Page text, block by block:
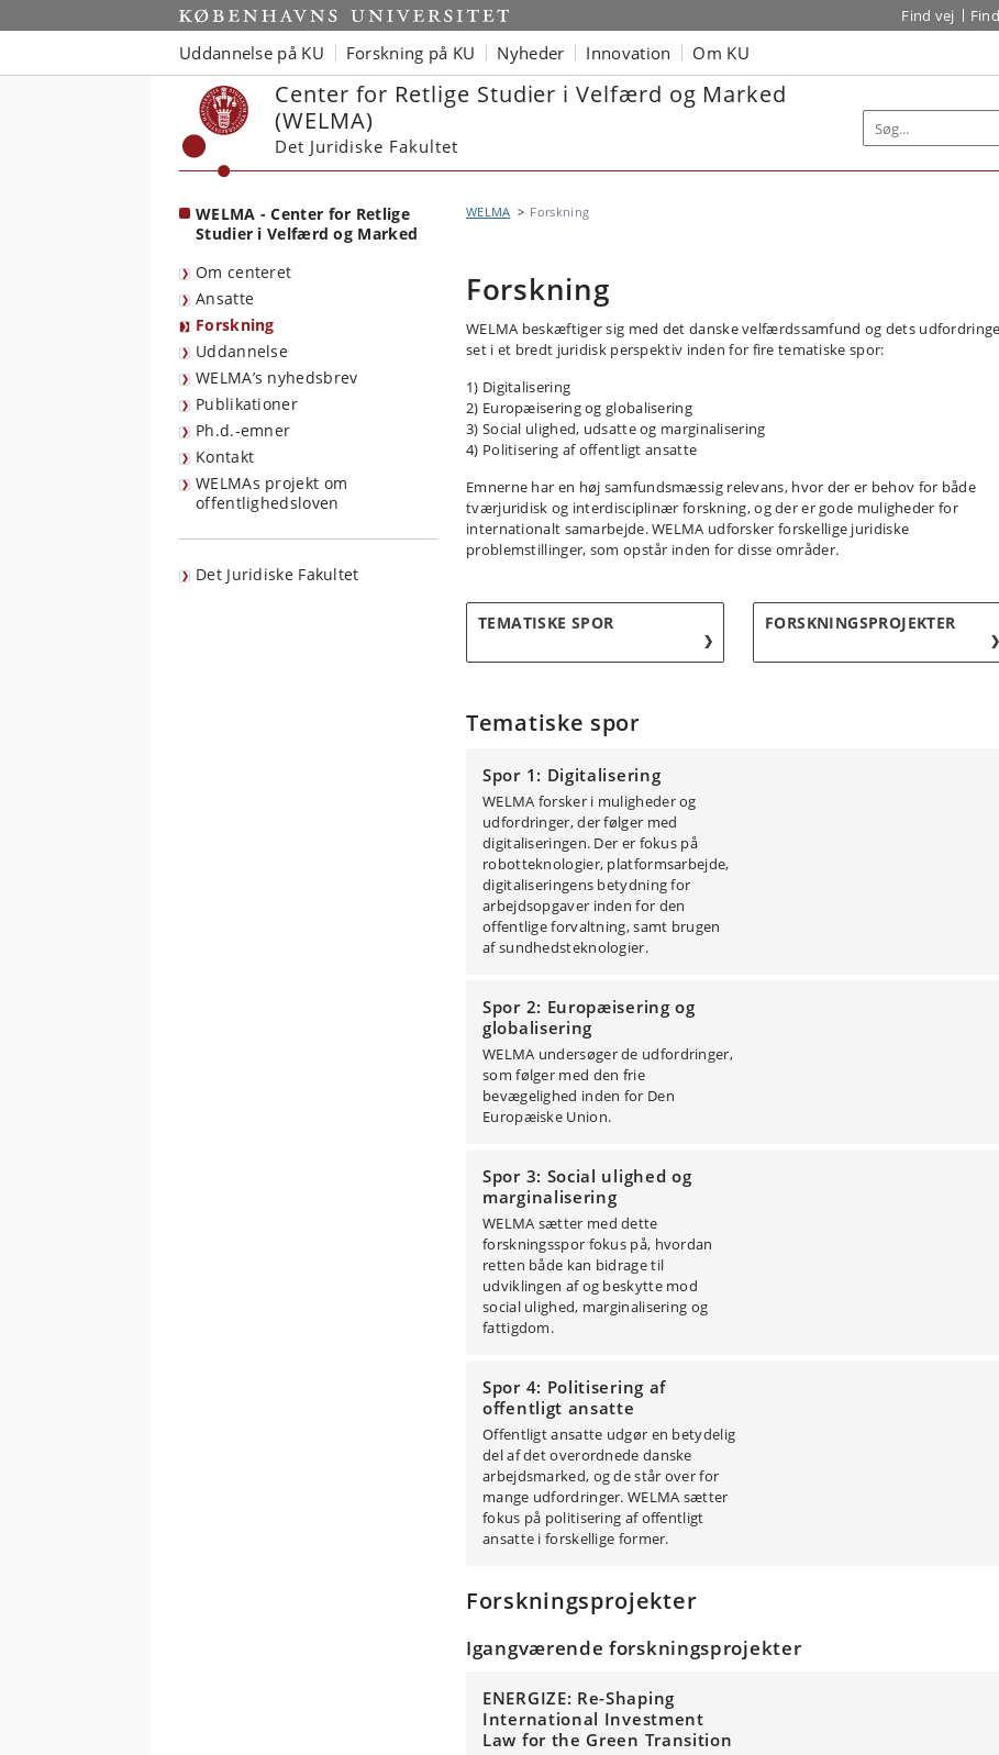
Start Find vej
Uddannelse på KU Forskning på KU Nyheder Innovation Om KU
Center for Retlige Studier i Velfærd og Marked
(WELMA)
Det Juridiske Fakultet
WELMA - Center for Retlige
Studier i Velfærd og Marked
Om centeret
Ansatte
Forskning
Uddannelse
WELMA’s nyhedsbrev
Publikationer
Ph.d.-emner
Kontakt
WELMAs projekt om
offentlighedsloven
Det Juridiske Fakultet
WELMA Forskning
Forskning
WELMA beskæftiger sig med det danske velfærdssamfund og dets
set i et bredt juridisk perspektiv inden for fire tematiske spor:
1) Digitalisering
2) Europæisering og globalisering
3) Social ulighed, udsatte og marginalisering
4) Politisering af offentligt ansatte
Emnerne har en høj samfundsmæssig relevans, hvor der er behov for både
tværjuridisk og interdisciplinær forskning, og der er gode muligheder for
internationalt samarbejde. WELMA udforsker forskellige juridiske
problemstillinger, som opstår inden for disse områder.
TEMATISKE SPOR FORSKNINGSPROJEKTER
Tematiske spor
Spor 1: Digitalisering
WELMA forsker i muligheder og
udfordringer, der følger med
digitaliseringen. Der er fokus på
robotteknologier, platformsarbejde,
digitaliseringens betydning for
arbejdsopgaver inden for den
offentlige forvaltning, samt brugen
af sundhedsteknologier.
Spor 2: Europæisering og
globalisering
WELMA undersøger de udfordringer,
som følger med den frie
bevægelighed inden for Den
Europæiske Union.
Spor 3: Social ulighed og
marginalisering
WELMA sætter med dette
forskningsspor fokus på, hvordan
retten både kan bidrage til
udviklingen af og beskytte mod
social ulighed, marginalisering og
fattigdom.
Spor 4: Politisering af
offentligt ansatte
Offentligt ansatte udgør en betydelig
del af det overordnede danske
arbejdsmarked, og de står over for
mange udfordringer. WELMA sætter
fokus på politisering af offentligt
ansatte i forskellige former.
Forskningsprojekter
Igangværende forskningsprojekter
ENERGIZE: Re-Shaping
International Investment
Law for the Green Transition